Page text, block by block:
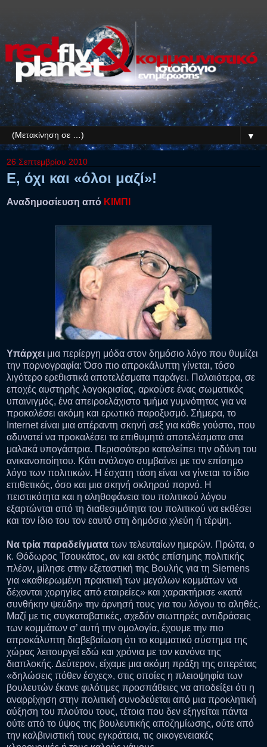
▼
26 Σεπτεμβρίου 2010
Ε, όχι και «όλοι μαζί»!
Αναδημοσίευση από ΚΙΜΠΙ
Υπάρχει μια περίεργη μόδα στον δημόσιο λόγο που θυμίζει
την πορνογραφία: Όσο πιο απροκάλυπτη γίνεται, τόσο
λιγότερο ερεθιστικά αποτελέσματα παράγει. Παλαιότερα, σε
εποχές αυστηρής λογοκρισίας, αρκούσε ένας σωματικός
υπαινιγμός, ένα απειροελάχιστο τμήμα γυμνότητας για να
προκαλέσει ακόμη και ερωτικό παροξυσμό. Σήμερα, το
Internet είναι μια απέραντη σκηνή σεξ για κάθε γούστο, που
αδυνατεί να προκαλέσει τα επιθυμητά αποτελέσματα στα
μαλακά υπογάστρια. Περισσότερο καταλείπει την οδύνη του
ανικανοποίητου. Κάτι ανάλογο συμβαίνει με τον επίσημο
λόγο των πολιτικών. Η έσχατη τάση είναι να γίνεται το ίδιο
επιθετικός, όσο και μια σκηνή σκληρού πορνό. Η
πειστικότητα και η αληθοφάνεια του πολιτικού λόγου
εξαρτώνται από τη διαθεσιμότητα του πολιτικού να εκθέσει
και τον ίδιο του τον εαυτό στη δημόσια χλεύη ή τέρψη.
Να τρία παραδείγματα των τελευταίων ημερών. Πρώτα, ο
κ. Θόδωρος Τσουκάτος, αν και εκτός επίσημης πολιτικής
πλέον, μίλησε στην εξεταστική της Βουλής για τη Siemens
για «καθιερωμένη πρακτική των μεγάλων κομμάτων να
δέχονται χορηγίες από εταιρείες» και χαρακτήρισε «κατά
συνθήκην ψεύδη» την άρνησή τους για του λόγου το αληθές.
Μαζί με τις συγκαταβατικές, σχεδόν σιωπηρές αντιδράσεις
των κομμάτων σ’ αυτή την ομολογία, έχουμε την πιο
απροκάλυπτη διαβεβαίωση ότι το κομματικό σύστημα της
χώρας λειτουργεί εδώ και χρόνια με τον κανόνα της
διαπλοκής. Δεύτερον, είχαμε μια ακόμη πράξη της οπερέτας
«δηλώσεις πόθεν έσχες», στις οποίες η πλειοψηφία των
βουλευτών έκανε φιλότιμες προσπάθειες να αποδείξει ότι η
αναρρίχηση στην πολιτική συνοδεύεται από μια προκλητική
αύξηση του πλούτου τους, τέτοια που δεν εξηγείται πάντα
ούτε από το ύψος της βουλευτικής αποζημίωσης, ούτε από
την καλβινιστική τους εγκράτεια, τις οικογενειακές